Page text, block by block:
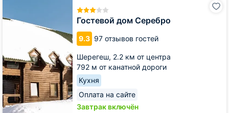
Гостевой дом Серебро
9.3 97 отзывов гостей
Шерегеш, 2.2 км от центра
792 м от канатной дороги
Кухня
Оплата на сайте
Завтрак включён
Серебро